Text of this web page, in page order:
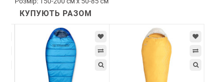
КУПУЮТЬ РАЗОМ